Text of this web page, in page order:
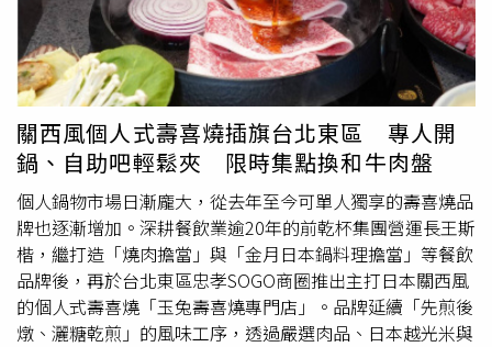
檬蒸魚」兩種選擇（左），現做區的「鮑魚小卷泡飯」則可
吃到多種海味。（圖／魏妤靜攝）富有香氣又不膩口的「芒
果生乳蛋糕捲」（左）、可以自己現擠、灑料的「芒果百香
霜淇淋」都是全新的芒果季甜點。（圖／魏妤靜攝）甜點區
同步祭出6款全新「芒果季甜點」，其中首推夏日限定「芒
果百香霜淇淋」，揉合了甜蜜芒果與酸甜百香果；「芒果生
乳蛋糕捲」則結合北海道奶霜與酸甜芒果，清新不膩；小巧
可愛的「鮮芒果泡芙」咬下去還會一口爆漿，另外還有以酥
脆塔皮包裹濃郁卡士達的「芒果卡士達塔」，以及「芒果慕
斯蛋糕」、「芒果鮮奶酪」等，打造夏季的甜蜜滋味。午餐
1,490元起、下午茶每位990元起、晚餐1,590元起。即日起
至6／15到饗饗和旭集用餐可品嘗「現流黑鮪生魚片」及
「炙燒黑鮪魚中腹握壽司」等黑鮪魚美味。（圖／饗賓集團
廳，想點低卡美式咖啡，卻看到摩卡有折扣活動，你平時就
喜歡喝摩卡，現在竟然還可以免費升級！於是你想，與其晚
上餓肚子煮泡麵，不如現在喝，最終還是點了摩卡。如果你
也有相似經驗，不必感到自責，這是正常的。短時間內受到
兩次以上誘惑，大腦就難以做出合理判斷，因為大腦也需要
充電。很多上班族回家就暴飲暴食、看電視、吃宵夜，他們
無法抵擋誘惑，是因為忙碌的生活讓他們過度疲憊，即使是
日常壓力，也會導致自我耗損。壓力讓身體能量枯竭 衝動
行事機率提高為了更了解短時間消耗能量後，自制力降低的
程度，美國史丹佛大學的巴巴．希夫（Baba Shiv）和印第
安納大學的莎夏．福多利金（Sasha Fedorikhin）進行了實
驗。他們將受試者分為兩組，一組看簡單的兩位數，另一組
看複雜的七位數，並要他們背起來。接著，他們請受試者走
關西風個人式壽喜燒插旗台北東區 專人開
鍋、自助吧輕鬆夾 限時集點換和牛肉盤
個人鍋物市場日漸龐大，從去年至今可單人獨享的壽喜燒品
牌也逐漸增加。深耕餐飲業逾20年的前乾杯集團營運長王斯
楷，繼打造「燒肉擔當」與「金月日本鍋料理擔當」等餐飲
品牌後，再於台北東區忠孝SOGO商圈推出主打日本關西風
的個人式壽喜燒「玉兔壽喜燒專門店」。品牌延續「先煎後
燉、灑糖乾煎」的風味工序，透過嚴選肉品、日本越光米與